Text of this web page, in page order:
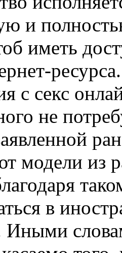
и
иметь
с секс
не
модели из
в
Иными